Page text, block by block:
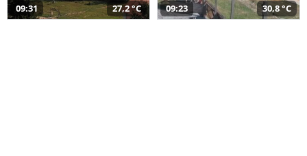
09:31 27,2 °C 09:23 30,8 °C